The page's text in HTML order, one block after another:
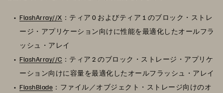
FlashArray//X ：ティア 0 およびティア 1 のブロック・ストレ
ージ・アプリケーション向けに性能を最適化したオールフラ
ッシュ・アレイ
FlashArray//C ：ティア 2 のブロック・ストレージ・アプリケ
ーション向けに容量を最適化したオールフラッシュ・アレイ
FlashBlade ：ファイル／オブジェクト・ストレージ向けのオ